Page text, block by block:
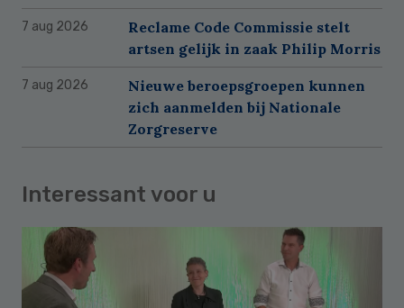
7 aug 2026
Reclame Code Commissie stelt
artsen gelijk in zaak Philip Morris
7 aug 2026
Nieuwe beroepsgroepen kunnen
zich aanmelden bij Nationale
Zorgreserve
Interessant voor u